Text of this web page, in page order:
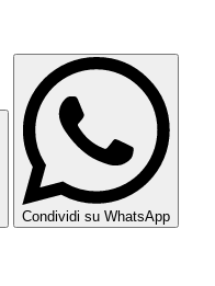
Condividi su WhatsApp